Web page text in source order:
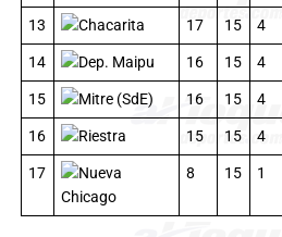
13 Chacarita 17 15 4
14
Dep. Maipu 16 15 4
15
Mitre (SdE) 16 15 4
16
Riestra 15 15 4
17
Nueva
Chicago
8 15 1